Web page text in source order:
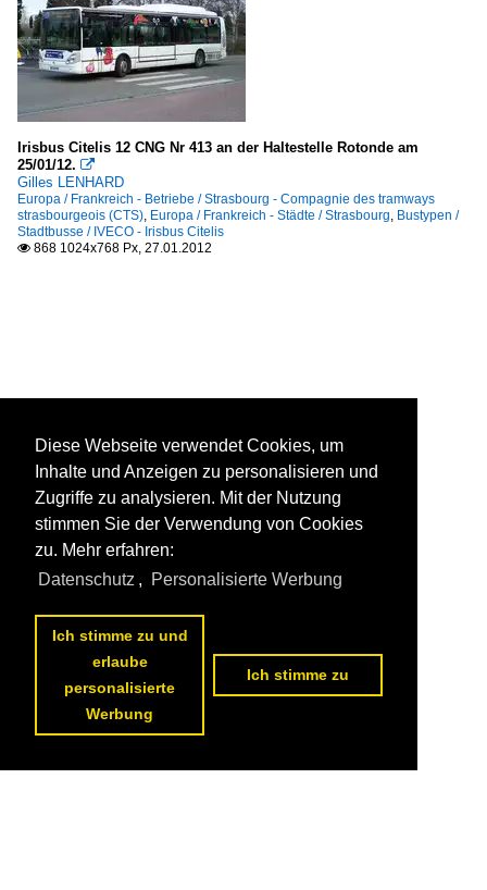
Irisbus Citelis 12 CNG Nr 413 an der Haltestelle Rotonde am
25/01/12. 
Gilles LENHARD
Europa / Frankreich - Betriebe / Strasbourg - Compagnie des tramways
strasbourgeois (CTS), Europa / Frankreich - Städte / Strasbourg, Bustypen /
Stadtbusse / IVECO - Irisbus Citelis
 868 1024x768 Px, 27.01.2012
Diese Webseite verwendet Cookies, um
Inhalte und Anzeigen zu personalisieren und
Zugriffe zu analysieren. Mit der Nutzung
stimmen Sie der Verwendung von Cookies
zu. Mehr erfahren:
Datenschutz , Personalisierte Werbung
Ich stimme zu und
erlaube
personalisierte
Werbung
Ich stimme zu